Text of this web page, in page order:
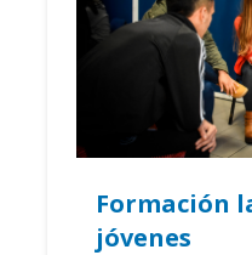
Formación
jóvenes